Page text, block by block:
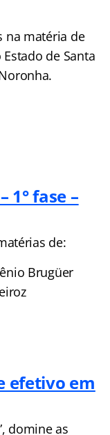
na matéria de
de Santa
1° fase –
de:
Brugüer
efetivo em
domine as